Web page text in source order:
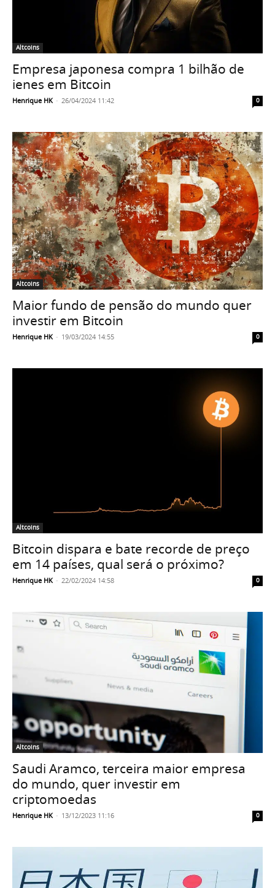
Altcoins
Empresa japonesa compra 1 bilhão de
ienes em Bitcoin
Henrique HK - 26/04/2024 11:42 0
Altcoins
Maior fundo de pensão do mundo quer
investir em Bitcoin
Henrique HK - 19/03/2024 14:55 0
Altcoins
Bitcoin dispara e bate recorde de preço
em 14 países, qual será o próximo?
Henrique HK - 22/02/2024 14:58 0
Altcoins
Saudi Aramco, terceira maior empresa
do mundo, quer investir em
criptomoedas
Henrique HK - 13/12/2023 11:16 0